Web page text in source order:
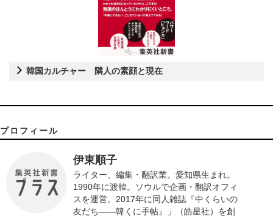
韓国カルチャー 隣人の素顔と現在
プロフィール
伊東順子
ライター、編集・翻訳業。愛知県生まれ。
1990年に渡韓。ソウルで企画・翻訳オフィ
スを運営。2017年に同人雑誌『中くらいの
友だち――韓くに手帖』」（皓星社）を創